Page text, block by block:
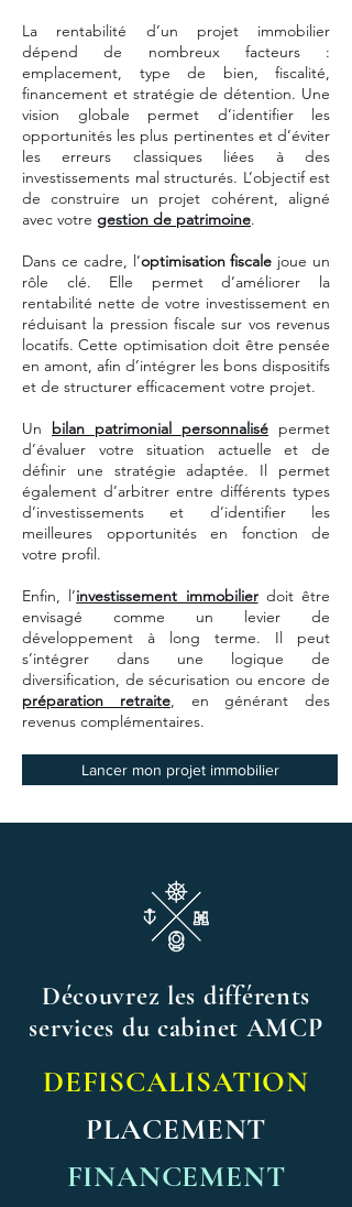
La rentabilité d’un projet immobilier
dépend de nombreux facteurs :
emplacement, type de bien, fiscalité,
financement et stratégie de détention. Une
vision globale permet d’identifier les
opportunités les plus pertinentes et d’éviter
les erreurs classiques liées à des
investissements mal structurés. L’objectif est
de construire un projet cohérent, aligné
avec votre gestion de patrimoine.
Dans ce cadre, l’optimisation fiscale joue un
rôle clé. Elle permet d’améliorer la
rentabilité nette de votre investissement en
réduisant la pression fiscale sur vos revenus
locatifs. Cette optimisation doit être pensée
en amont, afin d’intégrer les bons dispositifs
et de structurer efficacement votre projet.
Un bilan patrimonial personnalisé permet
d’évaluer votre situation actuelle et de
définir une stratégie adaptée. Il permet
également d’arbitrer entre différents types
d’investissements et d’identifier les
meilleures opportunités en fonction de
votre profil.
Enfin, l’investissement immobilierdoit être
envisagé comme un levier de
développement à long terme. Il peut
s’intégrer dans une logique de
diversification, de sécurisation ou encore de
préparation retraite, en générant des
revenus complémentaires.
Lancer mon projet immobilier
Découvrez les différents
services du cabinet AMCP
DEFISCALISATION
PLACEMENT
FINANCEMENT